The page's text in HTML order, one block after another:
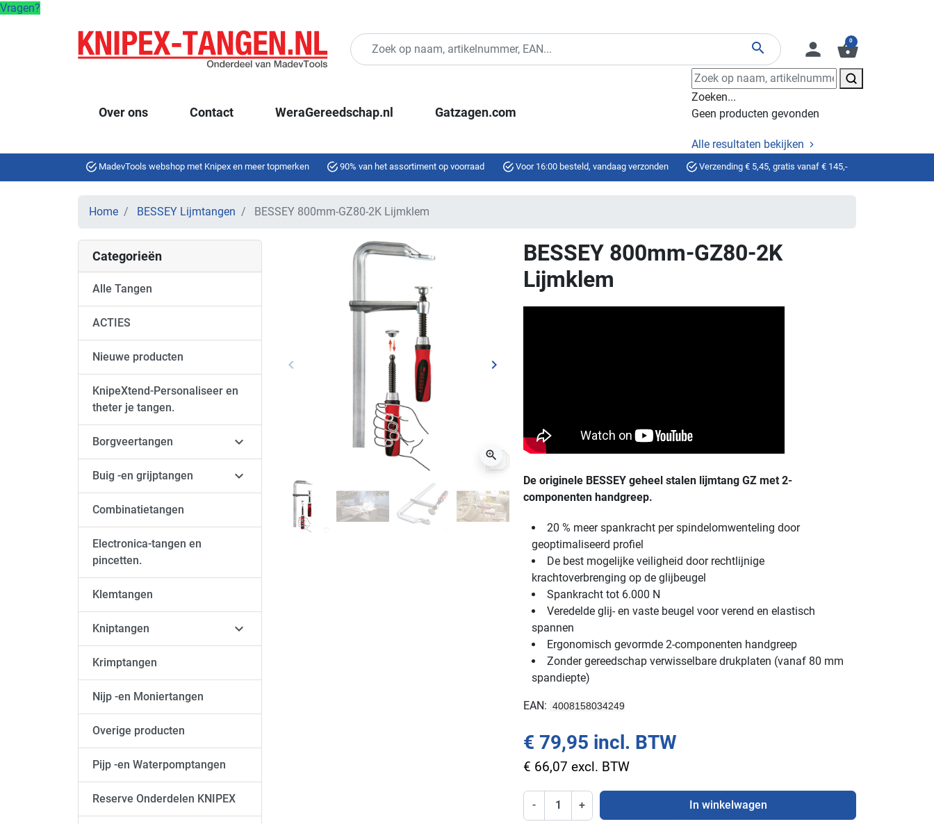
Vragen?
search person shopping_basket
0
Over ons Contact WeraGereedschap.nl Gatzagen.com
Zoeken...
Geen producten gevonden
Alle resultaten bekijken
MadevTools webshop met Knipex en meer topmerken 90% van het assortiment op voorraad Voor 16:00 besteld, vandaag verzonden Verzending € 5,45, gratis vanaf € 145,-
Home BESSEY Lijmtangen BESSEY 800mm-GZ80-2K Lijmklem
Categorieën
Alle Tangen
ACTIES
Nieuwe producten
KnipeXtend-Personaliseer en
theter je tangen.
Borgveertangen 
Buig -en grijptangen 
Combinatietangen
Electronica-tangen en
pincetten.
Klemtangen
Kniptangen 
Krimptangen
Nijp -en Moniertangen
Overige producten
Pijp -en Waterpomptangen
Reserve Onderdelen KNIPEX
Vorige
keyboard_arrow_left Volgende
keyboard_arrow_right
zoom_in
BESSEY 800mm-GZ80-2K
Lijmklem
De originele BESSEY geheel stalen lijmtang GZ met 2-
componenten handgreep.
20 % meer spankracht per spindelomwenteling door
geoptimaliseerd profiel
De best mogelijke veiligheid door rechtlijnige
krachtoverbrenging op de glijbeugel
Spankracht tot 6.000 N
Veredelde glij- en vaste beugel voor verend en elastisch
spannen
Ergonomisch gevormde 2-componenten handgreep
Zonder gereedschap verwisselbare drukplaten (vanaf 80 mm
spandiepte)
EAN: 4008158034249
€ 79,95 incl. BTW
€ 66,07 excl. BTW
- + In winkelwagen